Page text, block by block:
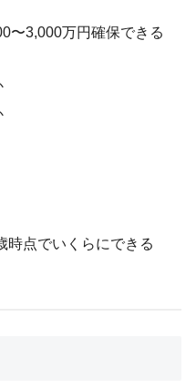
〜3,000万円確保できる
時点でいくらにできる